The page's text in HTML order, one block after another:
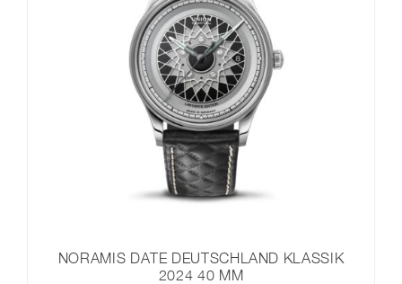
NORAMIS DATE DEUTSCHLAND KLASSIK
2024 40 MM